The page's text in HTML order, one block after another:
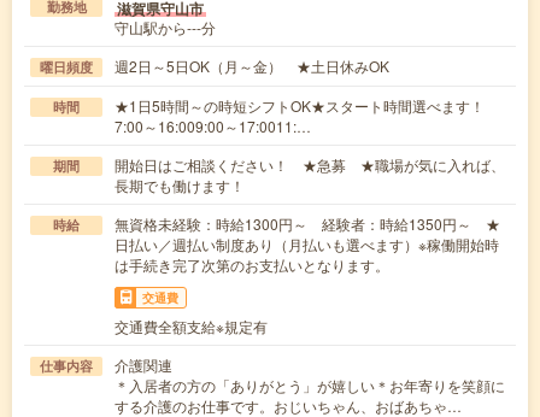
勤務地 滋賀県守山市
守山駅から---分
曜日頻度 週2日～5日OK（月～金） ★土日休みOK
時間
★1日5時間～の時短シフトOK★スタート時間選べます！
7:00～16:009:00～17:0011:…
期間
開始日はご相談ください！ ★急募 ★職場が気に入れば、
長期でも働けます！
時給
無資格未経験：時給1300円～ 経験者：時給1350円～ ★
日払い／週払い制度あり（月払いも選べます）※稼働開始時
は手続き完了次第のお支払いとなります。
交通費
交通費全額支給※規定有
仕事内容
介護関連
＊入居者の方の「ありがとう」が嬉しい＊お年寄りを笑顔に
する介護のお仕事です。おじいちゃん、おばあちゃ…